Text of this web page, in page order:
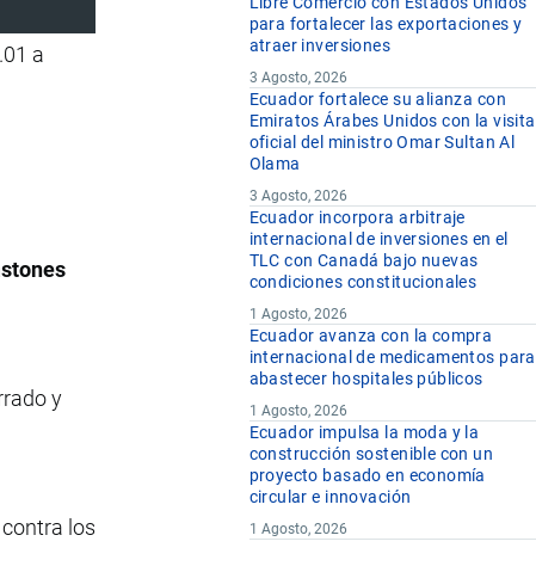
a
y
los
para fortalecer las exportaciones y
atraer inversiones
3 Agosto, 2026
Ecuador fortalece su alianza con
Emiratos Árabes Unidos con la visita
oficial del ministro Omar Sultan Al
Olama
3 Agosto, 2026
Ecuador incorpora arbitraje
internacional de inversiones en el
TLC con Canadá bajo nuevas
condiciones constitucionales
1 Agosto, 2026
Ecuador avanza con la compra
internacional de medicamentos para
abastecer hospitales públicos
1 Agosto, 2026
Ecuador impulsa la moda y la
construcción sostenible con un
proyecto basado en economía
circular e innovación
1 Agosto, 2026